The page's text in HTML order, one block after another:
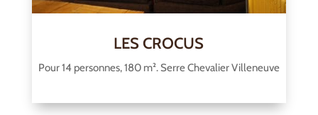
LES CROCUS
Pour 14 personnes, 180 m². Serre Chevalier Villeneuve